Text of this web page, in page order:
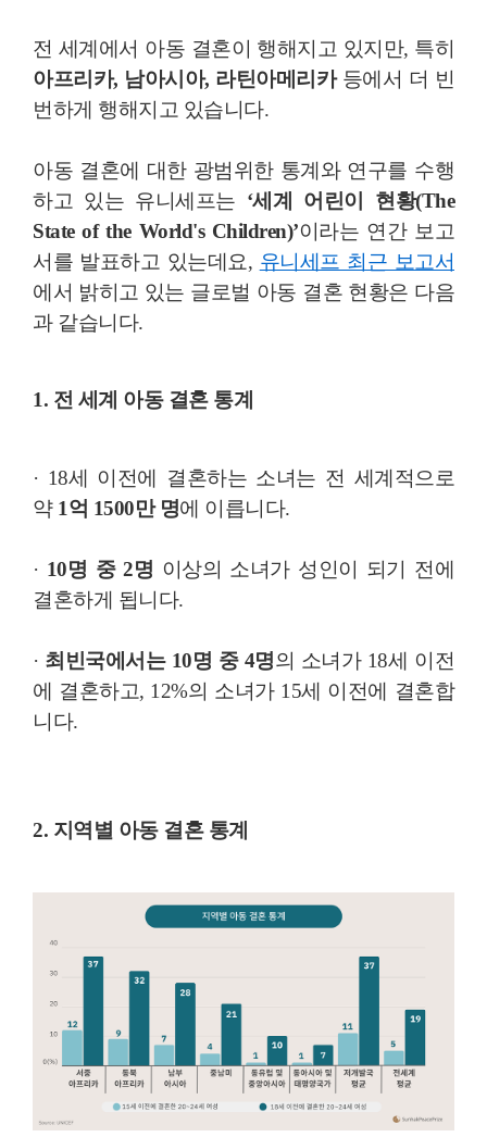
전 세계에서 아동 결혼이 행해지고 있지만, 특히
아프리카, 남아시아, 라틴아메리카등에서 더 빈
번하게 행해지고 있습니다.
아동 결혼에 대한 광범위한 통계와 연구를 수행
하고 있는 유니세프는 ‘세계 어린이 현황(The
State of the World's Children)’이라는 연간 보고
서를 발표하고 있는데요, 유니세프 최근 보고서
에서 밝히고 있는 글로벌 아동 결혼 현황은 다음
과 같습니다.
1. 전 세계 아동 결혼 통계
· 18세 이전에 결혼하는 소녀는 전 세계적으로
약 1억 1500만 명에 이릅니다.
· 10명 중 2명 이상의 소녀가 성인이 되기 전에
결혼하게 됩니다.
· 최빈국에서는 10명 중 4명의 소녀가 18세 이전
에 결혼하고, 12%의 소녀가 15세 이전에 결혼합
니다.
2. 지역별 아동 결혼 통계